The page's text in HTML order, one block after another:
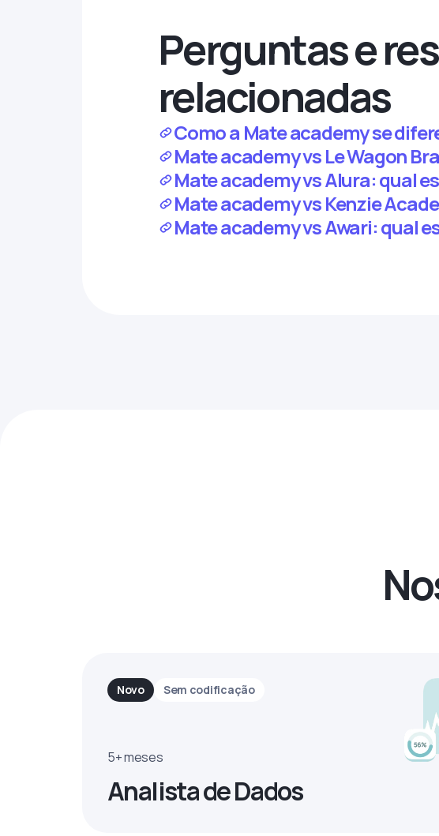
Perguntas e
relacionadas
Como a Mate academy se
Mate academy vs Le Wagon
Mate academy vs Alura: qual
Mate academy vs Kenzie
Mate academy vs Awari: qual
Novo Sem codificação
5+ meses
Analista de Dados